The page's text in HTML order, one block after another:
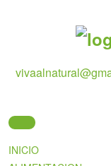
INICIO